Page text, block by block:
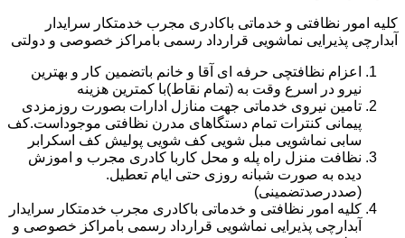
کلیه امور نظافتی و خدماتی باکادری مجرب خدمتکار سرایدار
آبدارچی پذیرایی نماشویی قرارداد رسمی بامراکز خصوصی و دولتی
اعزام نظافتچی حرفه ای آقا و خانم باتضمین کار و بهترین
نیرو در اسرع وقت به (تمام نقاط)با کمترین هزینه
تامین نیروی خدماتی جهت منازل ادارات بصورت روزمزدی
پیمانی کنترات تمام دستگاهای مدرن نظافتی موجوداست.کف
سابی نماشویی مبل شویی کف شویی پولیش کف اسکرابر
نظافت منزل راه پله و محل کاربا کادری مجرب و اموزش
دیده به صورت شبانه روزی حتی ایام تعطیل.
(صددرصدتضمینی)
کلیه امور نظافتی و خدماتی باکادری مجرب خدمتکار سرایدار
آبدارچی پذیرایی نماشویی قرارداد رسمی بامراکز خصوصی و